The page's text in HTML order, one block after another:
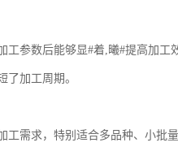
参数后能够显#着,曦#提高加工
加工周期。
需求，特别适合多品种、小批